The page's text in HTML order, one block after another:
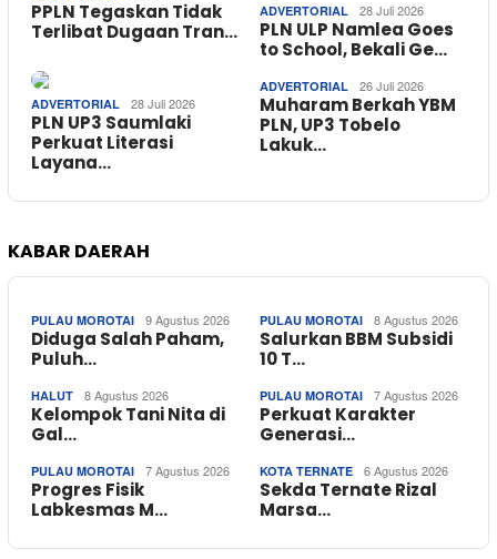
PPLN Tegaskan Tidak
Terlibat Dugaan Tran…
ADVERTORIAL 28 Juli 2026
PLN ULP Namlea Goes
to School, Bekali Ge…
ADVERTORIAL 28 Juli 2026
PLN UP3 Saumlaki
Perkuat Literasi
Layana…
ADVERTORIAL 26 Juli 2026
Muharam Berkah YBM
PLN, UP3 Tobelo
Lakuk…
KABAR DAERAH
PULAU MOROTAI 9 Agustus 2026
Diduga Salah Paham,
Puluh…
PULAU MOROTAI 8 Agustus 2026
Salurkan BBM Subsidi
10 T…
HALUT 8 Agustus 2026
Kelompok Tani Nita di
Gal…
PULAU MOROTAI 7 Agustus 2026
Perkuat Karakter
Generasi…
PULAU MOROTAI 7 Agustus 2026
Progres Fisik
Labkesmas M…
KOTA TERNATE 6 Agustus 2026
Sekda Ternate Rizal
Marsa…